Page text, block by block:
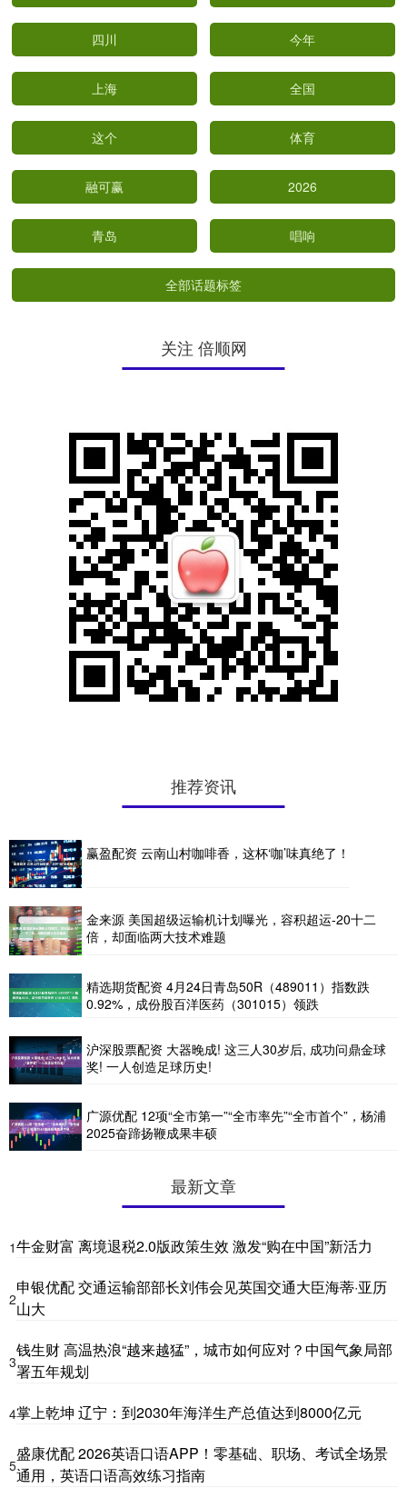
四川 今年
上海 全国
这个 体育
融可赢 2026
青岛 唱响
全部话题标签
关注 倍顺网
推荐资讯
赢盈配资 云南山村咖啡香，这杯‘咖’味真绝了！
金来源 美国超级运输机计划曝光，容积超运-20十二
倍，却面临两大技术难题
精选期货配资 4月24日青岛50R（489011）指数跌
0.92%，成份股百洋医药（301015）领跌
沪深股票配资 大器晚成! 这三人30岁后, 成功问鼎金球
奖! 一人创造足球历史!
广源优配 12项“全市第一”“全市率先”“全市首个”，杨浦
2025奋蹄扬鞭成果丰硕
最新文章
1牛金财富 离境退税2.0版政策生效 激发“购在中国”新活力
2
申银优配 交通运输部部长刘伟会见英国交通大臣海蒂·亚历
山大
3
钱生财 高温热浪“越来越猛”，城市如何应对？中国气象局部
署五年规划
4掌上乾坤 辽宁：到2030年海洋生产总值达到8000亿元
5
盛康优配 2026英语口语APP！零基础、职场、考试全场景
通用，英语口语高效练习指南